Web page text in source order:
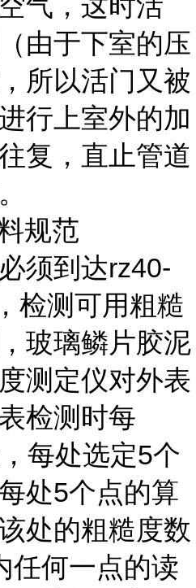
气，这时活
由于下室的压
所以活门又被
行上室外的加
复，直止管道
规范
须到达rz40-
检测可用粗糙
玻璃鳞片胶泥
测定仪对外表
检测时每
每处选定5个
处5个点的算
处的粗糙度数
任何一点的读